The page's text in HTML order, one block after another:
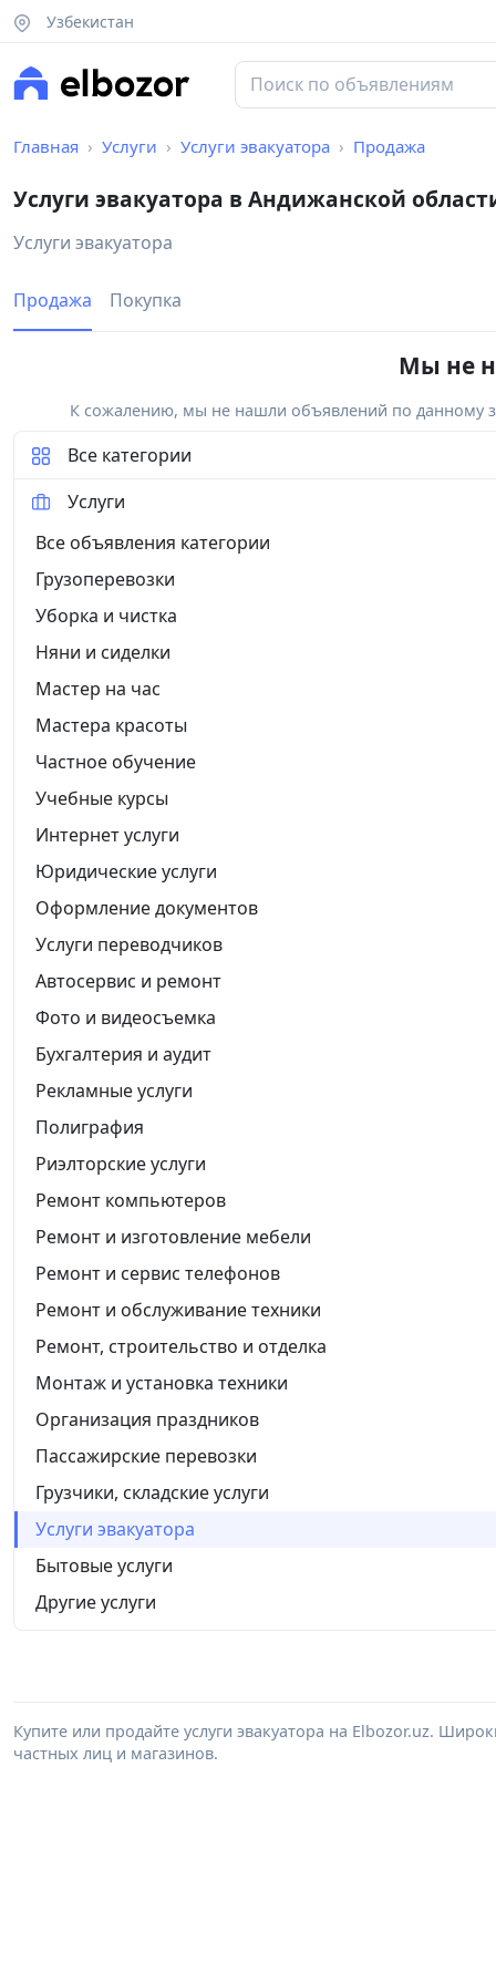
Узбекистан
Главная Услуги Услуги эвакуатора Продажа
Услуги эвакуатора в Андижанской
Услуги эвакуатора
Продажа Покупка
Мы не
К сожалению, мы не нашли объявлений по данному
Все категории
Услуги
Все объявления категории
Грузоперевозки
Уборка и чистка
Няни и сиделки
Мастер на час
Мастера красоты
Частное обучение
Учебные курсы
Интернет услуги
Юридические услуги
Оформление документов
Услуги переводчиков
Автосервис и ремонт
Фото и видеосъемка
Бухгалтерия и аудит
Рекламные услуги
Полиграфия
Риэлторские услуги
Ремонт компьютеров
Ремонт и изготовление мебели
Ремонт и сервис телефонов
Ремонт и обслуживание техники
Ремонт, строительство и отделка
Монтаж и установка техники
Организация праздников
Пассажирские перевозки
Грузчики, складские услуги
Услуги эвакуатора
Бытовые услуги
Другие услуги
Купите или продайте услуги эвакуатора на Elbozor.uz.
частных лиц и магазинов.